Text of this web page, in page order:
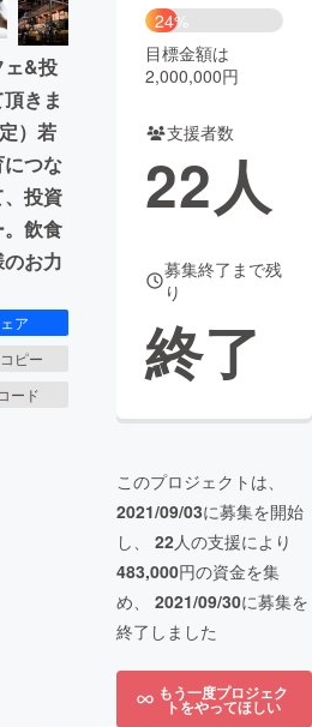
Good CAMPFIRE Creation
納税machi-ya コミュニティ
ェ&投
きま
）若
つな
投資
飲食
お力
ア
ピー
ード
24%
目標金額は
2,000,000円
支援者数
22人
募集終了まで残
り
終了
このプロジェクトは、
2021/09/03に募集を開始
し、 22人の支援により
483,000円の資金を集
め、 2021/09/30に募集を
終了しました
もう一度プロジェク
トをやってほしい